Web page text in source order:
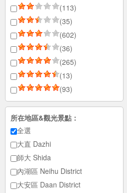
(113)
(35)
(602)
(36)
(265)
(13)
(93)
所在地區&觀光景點：
全選
大直 Dazhi
師大 Shida
內湖區 Neihu District
大安區 Daan District